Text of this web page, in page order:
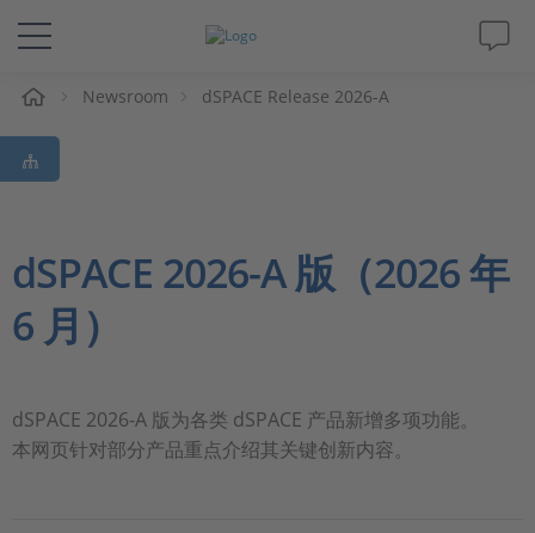
解决方案&产品
Support
杂志
人才招聘
Newsroom dSPACE Release 2026-A
dSPACE 2026-A 版（2026 年
6 月）
dSPACE 2026-A 版为各类 dSPACE 产品新增多项功能。
本网页针对部分产品重点介绍其关键创新内容。